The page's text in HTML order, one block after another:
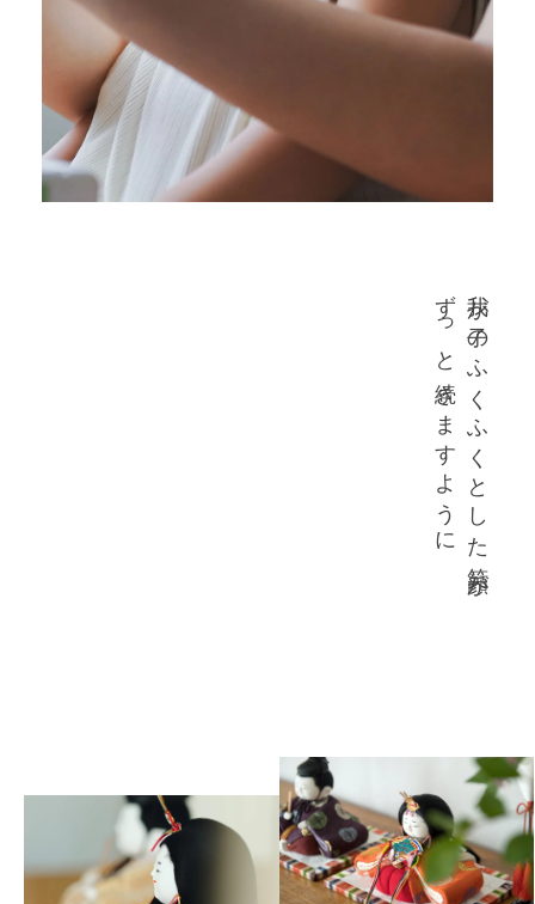
我が子のふくふくとした笑顔が
ずっと続きますように